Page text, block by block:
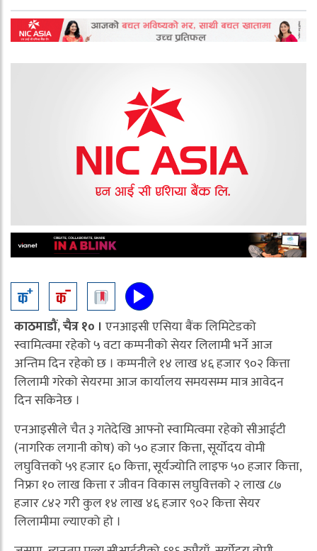
काठमाडौं, चैत्र १० । एनआइसी एसिया बैंक लिमिटेडको
स्वामित्वमा रहेको ५ वटा कम्पनीको सेयर लिलामी भर्ने आज
अन्तिम दिन रहेको छ । कम्पनीले १४ लाख ४६ हजार ९०२ कित्ता
लिलामी गरेको सेयरमा आज कार्यालय समयसम्म मात्र आवेदन
दिन सकिनेछ ।
एनआइसीले चैत ३ गतेदेखि आफ्नो स्वामित्वमा रहेको सीआईटी
(नागरिक लगानी कोष) को ५० हजार कित्ता, सूर्योदय वोमी
लघुवित्तको ५९ हजार ६० कित्ता, सूर्यज्योति लाइफ ५० हजार कित्ता,
निफ्रा १० लाख कित्ता र जीवन विकास लघुवित्तको २ लाख ८७
हजार ८४२ गरी कुल १४ लाख ४६ हजार ९०२ कित्ता सेयर
लिलामीमा ल्याएको हो ।